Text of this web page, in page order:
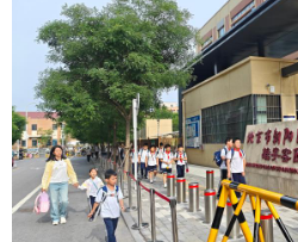
陕西 甘肃
新疆 内蒙古
多语种频道
English Español